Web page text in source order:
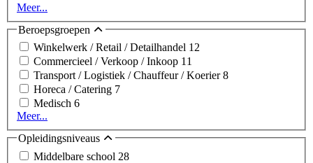
Meer...
Beroepsgroepen
Winkelwerk / Retail / Detailhandel 12
Commercieel / Verkoop / Inkoop 11
Transport / Logistiek / Chauffeur / Koerier8
Horeca / Catering 7
Medisch 6
Meer...
Opleidingsniveaus
Middelbare school 28